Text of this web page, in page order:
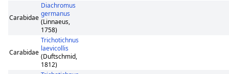
Carabidae
Diachromus
germanus
(Linnaeus,
1758)
Carabidae
Trichotichnus
laevicollis
(Duftschmid,
1812)